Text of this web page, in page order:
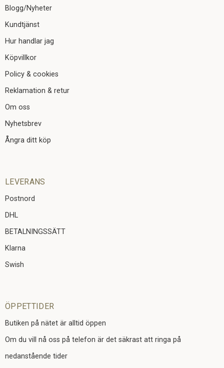
Blogg/Nyheter
Kundtjänst
Hur handlar jag
Köpvillkor
Policy & cookies
Reklamation & retur
Om oss
Nyhetsbrev
Ångra ditt köp
LEVERANS
Postnord
DHL
BETALNINGSSÄTT
Klarna
Swish
ÖPPETTIDER
Butiken på nätet är alltid öppen
Om du vill nå oss på telefon är det säkrast att ringa på
nedanstående tider